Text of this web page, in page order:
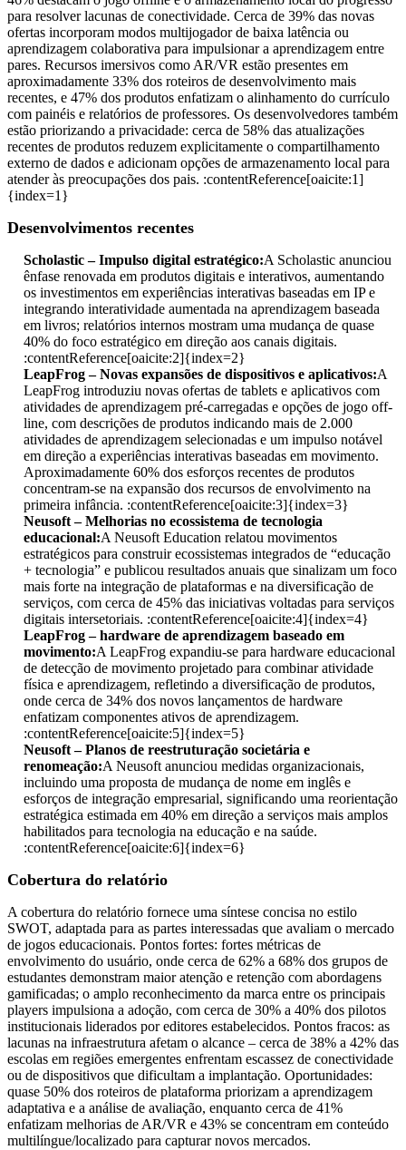
para resolver lacunas de conectividade. Cerca de 39% das novas
ofertas incorporam modos multijogador de baixa latência ou
aprendizagem colaborativa para impulsionar a aprendizagem entre
pares. Recursos imersivos como AR/VR estão presentes em
aproximadamente 33% dos roteiros de desenvolvimento mais
recentes, e 47% dos produtos enfatizam o alinhamento do currículo
com painéis e relatórios de professores. Os desenvolvedores também
estão priorizando a privacidade: cerca de 58% das atualizações
recentes de produtos reduzem explicitamente o compartilhamento
externo de dados e adicionam opções de armazenamento local para
atender às preocupações dos pais. :contentReference[oaicite:1]
{index=1}
Desenvolvimentos recentes
Scholastic – Impulso digital estratégico:A Scholastic anunciou
ênfase renovada em produtos digitais e interativos, aumentando
os investimentos em experiências interativas baseadas em IP e
integrando interatividade aumentada na aprendizagem baseada
em livros; relatórios internos mostram uma mudança de quase
40% do foco estratégico em direção aos canais digitais.
:contentReference[oaicite:2]{index=2}
LeapFrog – Novas expansões de dispositivos e aplicativos:A
LeapFrog introduziu novas ofertas de tablets e aplicativos com
atividades de aprendizagem pré-carregadas e opções de jogo off-
line, com descrições de produtos indicando mais de 2.000
atividades de aprendizagem selecionadas e um impulso notável
em direção a experiências interativas baseadas em movimento.
Aproximadamente 60% dos esforços recentes de produtos
concentram-se na expansão dos recursos de envolvimento na
primeira infância. :contentReference[oaicite:3]{index=3}
Neusoft – Melhorias no ecossistema de tecnologia
educacional:A Neusoft Education relatou movimentos
estratégicos para construir ecossistemas integrados de “educação
+ tecnologia” e publicou resultados anuais que sinalizam um foco
mais forte na integração de plataformas e na diversificação de
serviços, com cerca de 45% das iniciativas voltadas para serviços
digitais intersetoriais. :contentReference[oaicite:4]{index=4}
LeapFrog – hardware de aprendizagem baseado em
movimento:A LeapFrog expandiu-se para hardware educacional
de detecção de movimento projetado para combinar atividade
física e aprendizagem, refletindo a diversificação de produtos,
onde cerca de 34% dos novos lançamentos de hardware
enfatizam componentes ativos de aprendizagem.
:contentReference[oaicite:5]{index=5}
Neusoft – Planos de reestruturação societária e
renomeação:A Neusoft anunciou medidas organizacionais,
incluindo uma proposta de mudança de nome em inglês e
esforços de integração empresarial, significando uma reorientação
estratégica estimada em 40% em direção a serviços mais amplos
habilitados para tecnologia na educação e na saúde.
:contentReference[oaicite:6]{index=6}
Cobertura do relatório
A cobertura do relatório fornece uma síntese concisa no estilo
SWOT, adaptada para as partes interessadas que avaliam o mercado
de jogos educacionais. Pontos fortes: fortes métricas de
envolvimento do usuário, onde cerca de 62% a 68% dos grupos de
estudantes demonstram maior atenção e retenção com abordagens
gamificadas; o amplo reconhecimento da marca entre os principais
players impulsiona a adoção, com cerca de 30% a 40% dos pilotos
institucionais liderados por editores estabelecidos. Pontos fracos: as
lacunas na infraestrutura afetam o alcance – cerca de 38% a 42% das
escolas em regiões emergentes enfrentam escassez de conectividade
ou de dispositivos que dificultam a implantação. Oportunidades:
quase 50% dos roteiros de plataforma priorizam a aprendizagem
adaptativa e a análise de avaliação, enquanto cerca de 41%
enfatizam melhorias de AR/VR e 43% se concentram em conteúdo
multilíngue/localizado para capturar novos mercados.